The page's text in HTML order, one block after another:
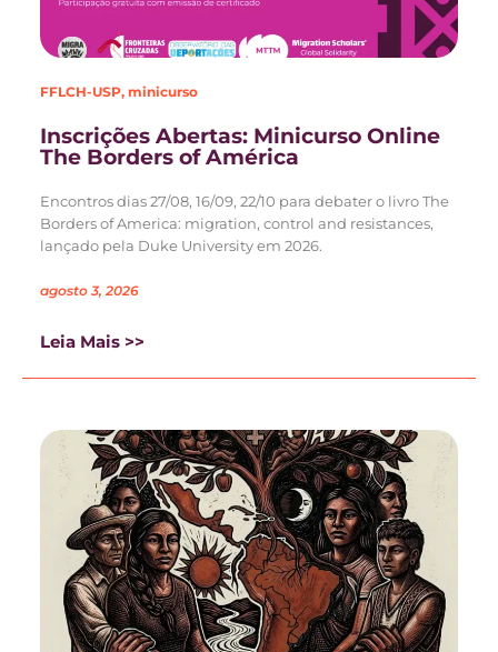
FFLCH-USP,minicurso
Inscrições Abertas: Minicurso Online
The Borders of América
Encontros dias 27/08, 16/09, 22/10 para debater o livro The
Borders of America: migration, control and resistances,
lançado pela Duke University em 2026.
agosto 3, 2026
Leia Mais >>